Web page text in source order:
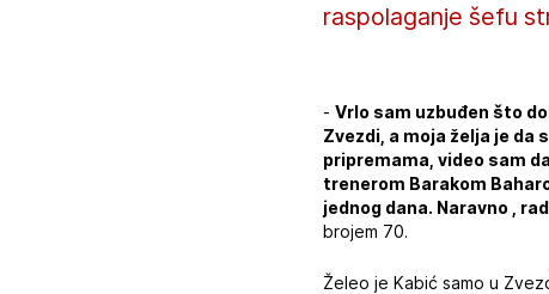
raspolaganje šefu
-Vrlo sam uzbuđen što
Zvezdi, a moja želja je da
pripremama, video sam
trenerom Barakom
jednog dana. Naravno ,
brojem 70.
Želeo je Kabić samo u